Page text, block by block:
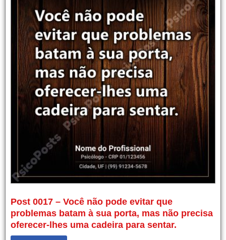
Post 0017 – Você não pode evitar que
problemas batam à sua porta, mas não precisa
oferecer-lhes uma cadeira para sentar.